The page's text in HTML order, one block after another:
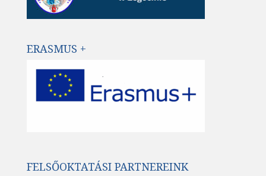
ERASMUS +
FELSŐOKTATÁSI PARTNEREINK